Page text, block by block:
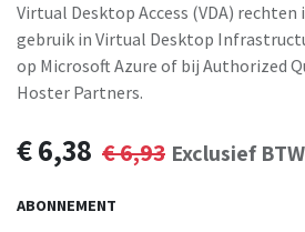
Virtual Desktop Access (VDA)
gebruik in Virtual Desktop
op Microsoft Azure of bij Authorized
Hoster Partners.
€6,38 €6,93 Exclusief BTW
ABONNEMENT